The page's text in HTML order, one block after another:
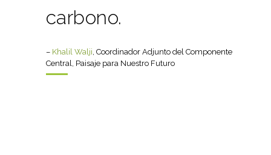
carbono.
– Khalil Walji , Coordinador Adjunto del Componente
Central, Paisaje para Nuestro Futuro